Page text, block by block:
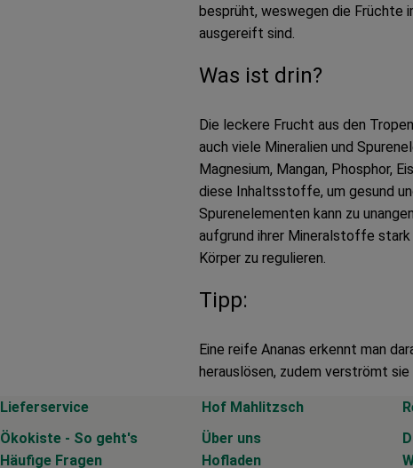
besprüht, weswegen die Früchte
ausgereift sind.
Was ist drin?
Die leckere Frucht aus den
auch viele Mineralien und
Magnesium, Mangan, Phosphor,
diese Inhaltsstoffe, um gesund
Spurenelementen kann zu
aufgrund ihrer Mineralstoffe stark
Körper zu regulieren.
Tipp:
Eine reife Ananas erkennt man
herauslösen, zudem verströmt
Lieferservice
Ökokiste - So geht's
Häufige Fragen
Hof Mahlitzsch
Über uns
Hofladen